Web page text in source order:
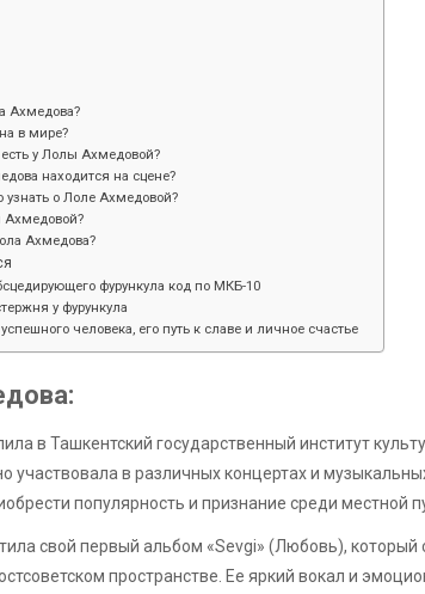
Ахмедова?
в мире?
у Лолы Ахмедовой?
находится на сцене?
о Лоле Ахмедовой?
Ахмедовой?
Ахмедова?
фурункула код по МКБ-10
у фурункула
человека, его путь к славе и личное счастье
в Ташкентский государственный институт
участвовала в различных концертах и
популярность и признание среди местной
свой первый альбом «Sevgi» (Любовь), который
пространстве. Ее яркий вокал и